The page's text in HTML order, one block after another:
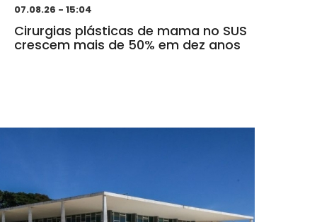
07.08.26 - 15:04
Cirurgias plásticas de mama no SUS
crescem mais de 50% em dez anos